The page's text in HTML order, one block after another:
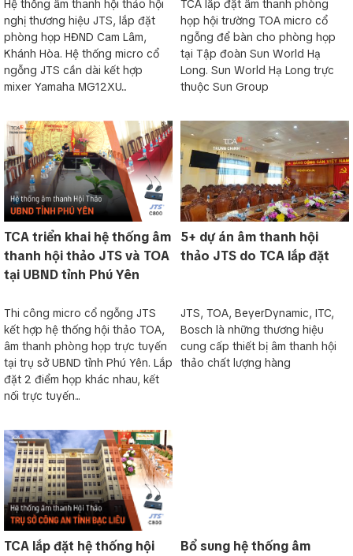
Hệ thống âm thanh hội thảo hội
nghị thương hiệu JTS, lắp đặt
phòng họp HĐND Cam Lâm,
Khánh Hòa. Hệ thống micro cổ
ngỗng JTS cần dài kết hợp
mixer Yamaha MG12XU...
TCA lắp đặt âm thanh phòng
họp hội trường TOA micro cổ
ngỗng để bàn cho phòng họp
tại Tập đoàn Sun World Hạ
Long. Sun World Hạ Long trực
thuộc Sun Group
TCA triển khai hệ thống âm
thanh hội thảo JTS và TOA
tại UBND tỉnh Phú Yên
Thi công micro cổ ngỗng JTS
kết hợp hệ thống hội thảo TOA,
âm thanh phòng họp trực tuyến
tại trụ sở UBND tỉnh Phú Yên. Lắp
đặt 2 điểm họp khác nhau, kết
nối trực tuyến...
5+ dự án âm thanh hội
thảo JTS do TCA lắp đặt
JTS, TOA, BeyerDynamic, ITC,
Bosch là những thương hiệu
cung cấp thiết bị âm thanh hội
thảo chất lượng hàng
TCA lắp đặt hệ thống hội
Bổ sung hệ thống âm